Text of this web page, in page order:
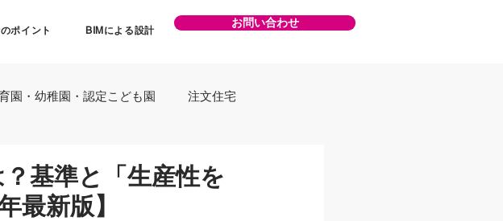
ポイント BIMによる設計
お問い合わせ
園・幼稚園・認定こども園 注文住宅
基準と「生産性を
最新版】